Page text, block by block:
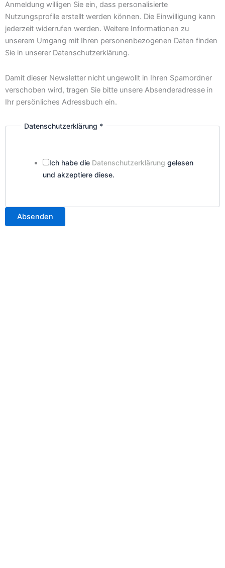
Anmeldung willigen Sie ein, dass personalisierte
Nutzungsprofile erstellt werden können. Die Einwilligung kann
jederzeit widerrufen werden. Weitere Informationen zu
unserem Umgang mit Ihren personenbezogenen Daten finden
Sie in unserer Datenschutzerklärung.
Damit dieser Newsletter nicht ungewollt in Ihren Spamordner
verschoben wird, tragen Sie bitte unsere Absenderadresse in
Ihr persönliches Adressbuch ein.
Datenschutzerklärung *
Ich habe die Datenschutzerklärung gelesen
und akzeptiere diese.
Absenden